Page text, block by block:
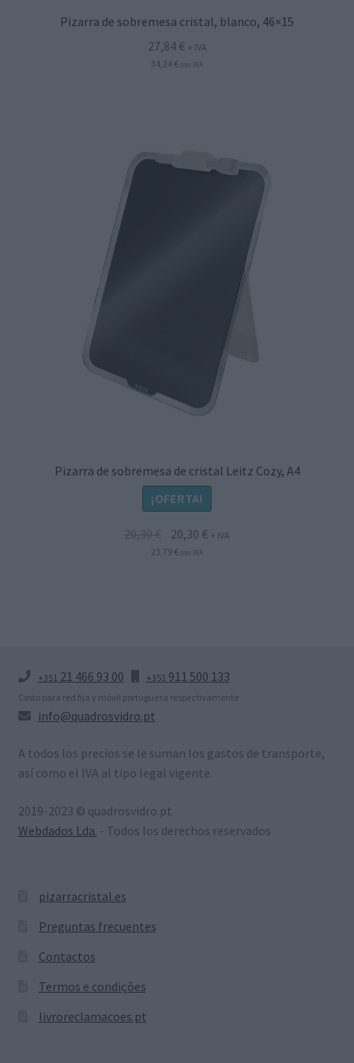
Pizarra de sobremesa cristal, blanco, 46×15
27,84 € + IVA
34,24 € con IVA
Pizarra de sobremesa de cristal Leitz Cozy, A4
¡OFERTA!
20,30€
El
precio
20,30 €El
+ IVA
23,79 € con IVA
+351 21 466 93 00 +351 911 500 133
Costo para red fija y móvil portuguesa respectivamente
info@quadrosvidro.pt
A todos los precios se le suman los gastos de transporte,
así como el IVA al tipo legal vigente.
2019-2023 © quadrosvidro.pt
Webdados Lda. - Todos los derechos reservados
pizarracristal.es
Preguntas frecuentes
Contactos
Termos e condições
livroreclamacoes.pt